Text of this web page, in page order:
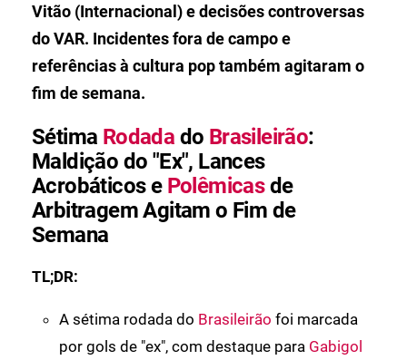
Vitão (Internacional) e decisões controversas
do VAR. Incidentes fora de campo e
referências à cultura pop também agitaram o
fim de semana.
Sétima Rodada do Brasileirão:
Maldição do "Ex", Lances
Acrobáticos e Polêmicasde
Arbitragem Agitam o Fim de
Semana
TL;DR:
A sétima rodada do Brasileirão foi marcada
por gols de "ex", com destaque para Gabigol